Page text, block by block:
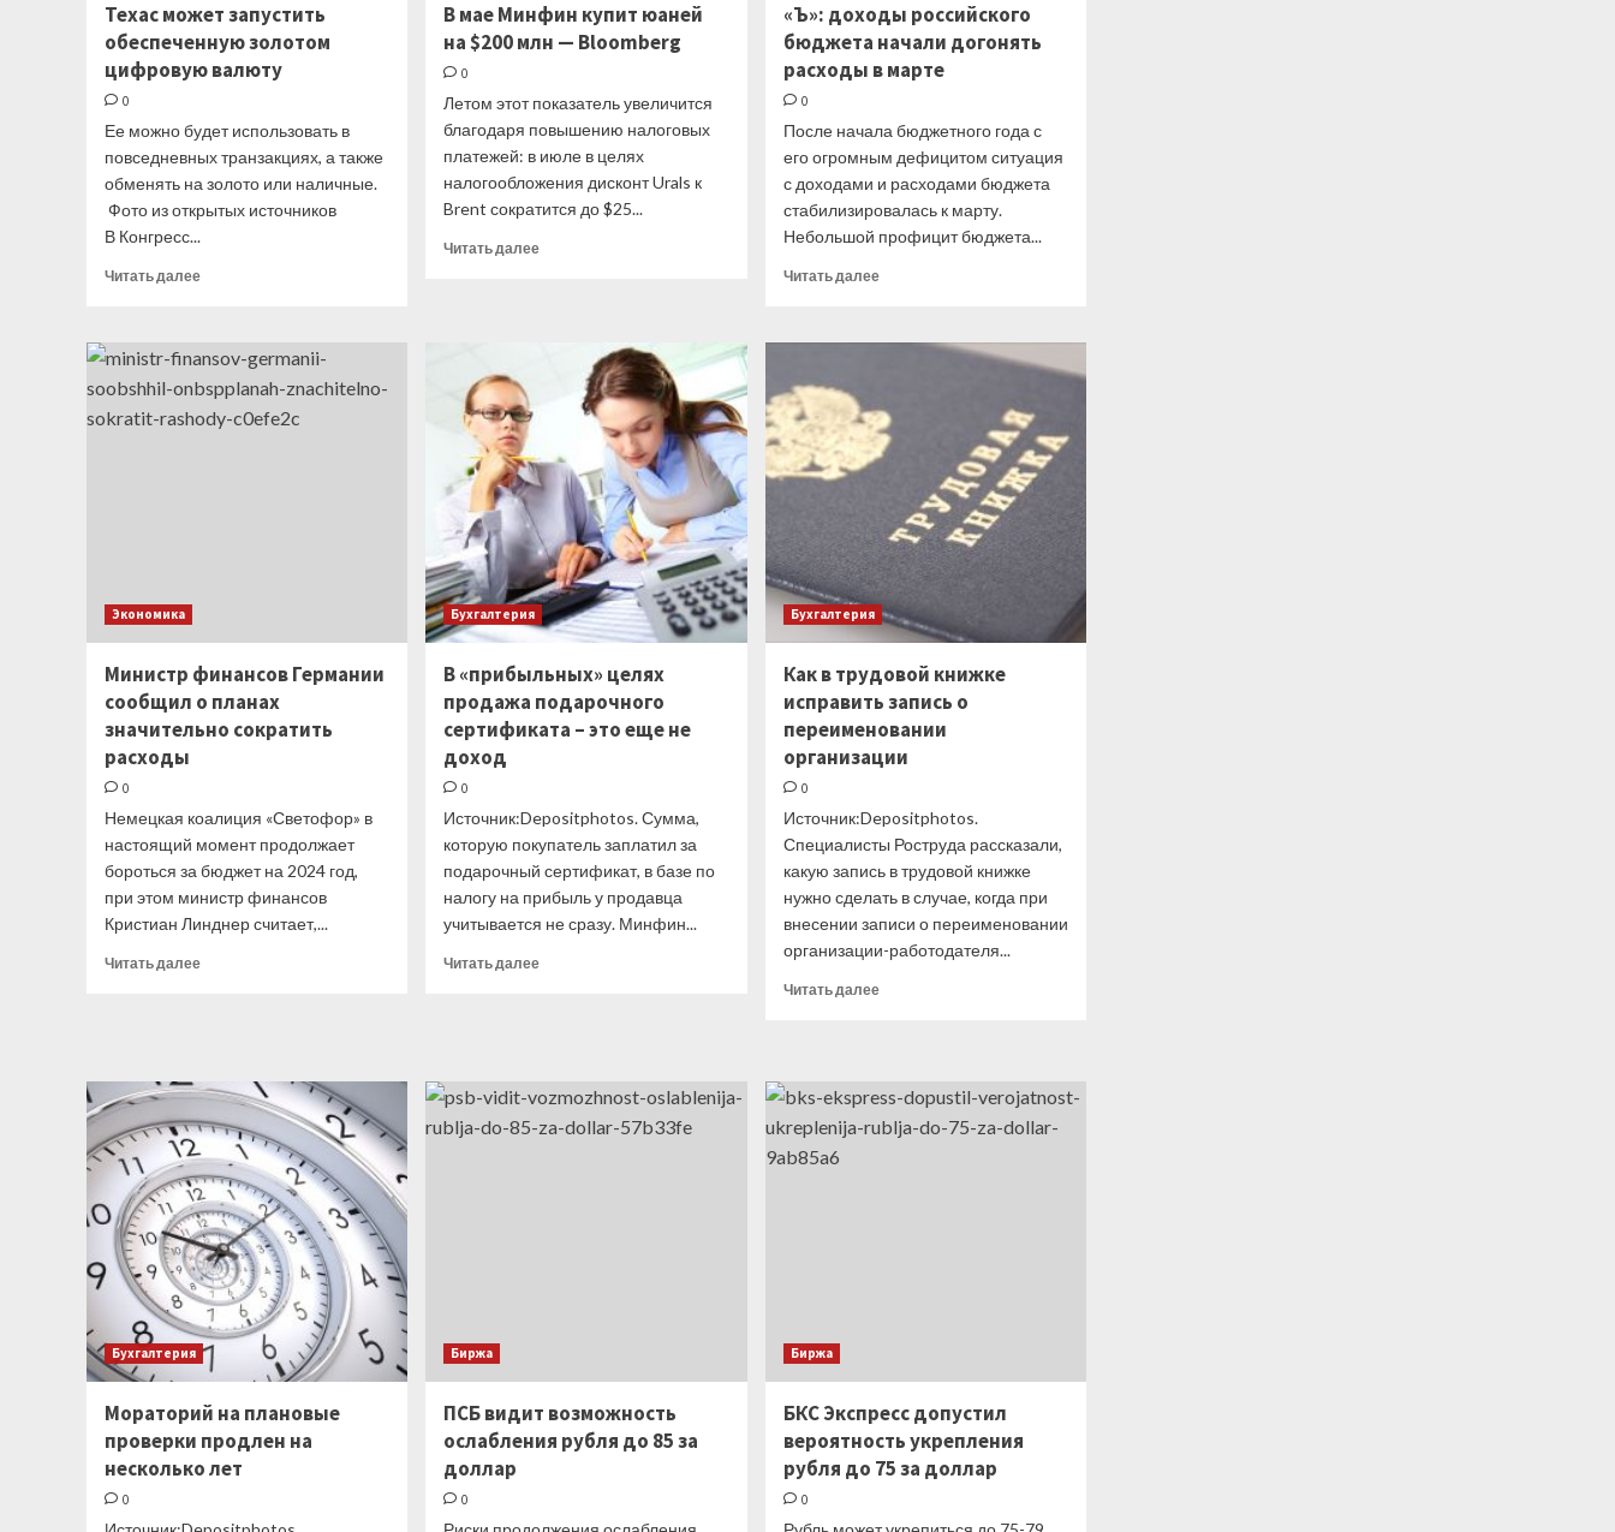
Техас может запустить
обеспеченную золотом
цифровую валюту
0
Ее можно будет использовать в
повседневных транзакциях, а также
обменять на золото или наличные.
Фото из открытых источников
В Конгресс...
Читать далееПрочитать
может
запустить
обеспеченную
золотом
В мае Минфин купит юаней
на $200 млн — Bloomberg
0
Летом этот показатель увеличится
благодаря повышению налоговых
платежей: в июле в целях
налогообложения дисконт Urals к
Brent сократится до $25...
Читать далееПрочитать
Минфин
юаней
млн
—
Bloomberg
«Ъ»: доходы российского
бюджета начали догонять
расходы в марте
0
После начала бюджетного года с
его огромным дефицитом ситуация
с доходами и расходами бюджета
стабилизировалась к марту.
Небольшой профицит бюджета...
Читать далееПрочитать
«Ъ»:
бюджета
начали
догонять
расходы
в марте
Экономика
Министр финансов Германии
сообщил о планах
значительно сократить
расходы
0
Немецкая коалиция «Светофор» в
настоящий момент продолжает
бороться за бюджет на 2024 год,
при этом министр финансов
Кристиан Линднер считает,...
Читать далееПрочитать
сообщил
о планах
значительно
сократить
расходы
Бухгалтерия
В «прибыльных» целях
продажа подарочного
сертификата – это еще не
доход
0
Источник:Depositphotos. Сумма,
которую покупатель заплатил за
подарочный сертификат, в базе по
налогу на прибыль у продавца
учитывается не сразу. Минфин...
Читать далееПрочитать
продажа
подарочного
Бухгалтерия
Как в трудовой книжке
исправить запись о
переименовании
организации
0
Источник:Depositphotos.
Специалисты Роструда рассказали,
какую запись в трудовой книжке
нужно сделать в случае, когда при
внесении записи о переименовании
организации-работодателя...
Читать далееПрочитать
трудовой
книжке
Бухгалтерия
Мораторий на плановые
проверки продлен на
несколько лет
0
Биржа
ПСБ видит возможность
ослабления рубля до 85 за
доллар
0
Биржа
БКС Экспресс допустил
вероятность укрепления
рубля до 75 за доллар
0